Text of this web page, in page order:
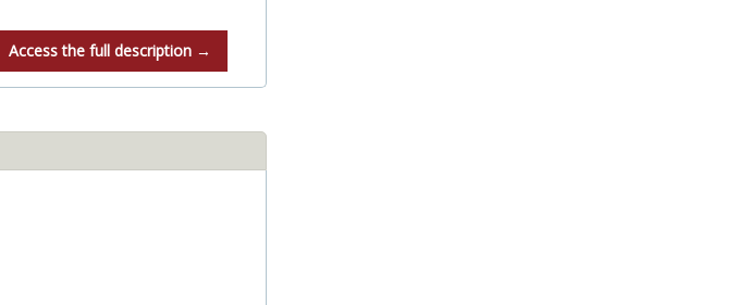
Access the full description →